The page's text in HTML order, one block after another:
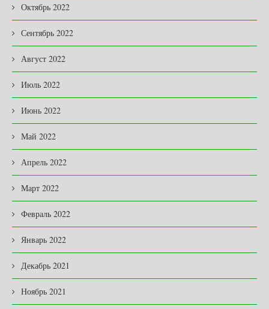
Октябрь 2022
Сентябрь 2022
Август 2022
Июль 2022
Июнь 2022
Май 2022
Апрель 2022
Март 2022
Февраль 2022
Январь 2022
Декабрь 2021
Ноябрь 2021